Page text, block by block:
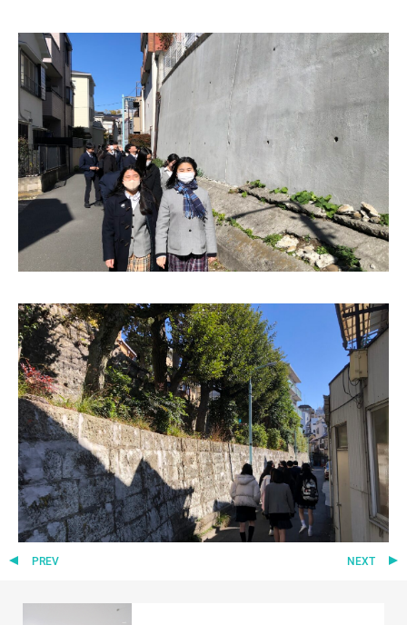
編入学・転入学試験
よくあるご質問
INFORMATION
総合案内
ニュース・トピック
お問い合わせ
キャンパスマップ
アクセスマップ
緊急・災害時の対応
いじめ防止対策
ENGLISHページ
個人情報保護への取り組み
採用情報
地の塩、世の光（スクールモットー）
PREV NEXT